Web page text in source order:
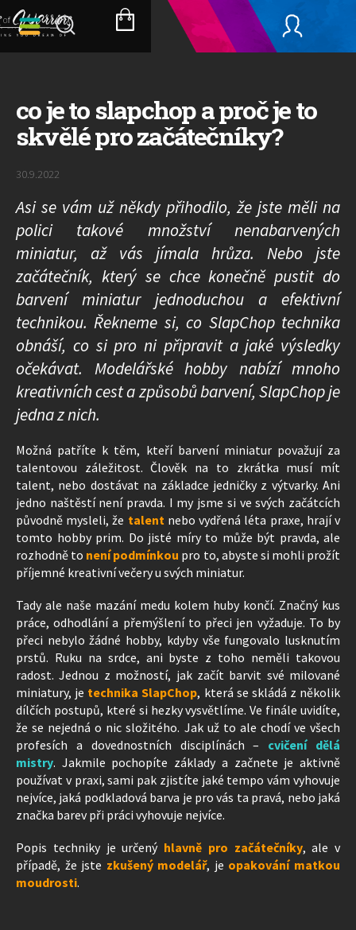
Přejít
na
obsah
NÁKUPNÍ
KOŠÍK
co je to slapchop a proč je to
skvělé pro začátečníky?
30.9.2022
Asi se vám už někdy přihodilo, že jste měli na
polici takové množství nenabarvených
miniatur, až vás jímala hrůza. Nebo jste
začátečník, který se chce konečně pustit do
barvení miniatur jednoduchou a efektivní
technikou. Řekneme si, co SlapChop technika
obnáší, co si pro ni připravit a jaké výsledky
očekávat. Modelářské hobby nabízí mnoho
kreativních cest a způsobů barvení, SlapChop je
jedna z nich.
Možná patříte k těm, kteří barvení miniatur považují za
talentovou záležitost. Člověk na to zkrátka musí mít
talent, nebo dostávat na základce jedničky z výtvarky. Ani
jedno naštěstí není pravda. I my jsme si ve svých začátcích
původně mysleli, že talent nebo vydřená léta praxe, hrají v
tomto hobby prim. Do jisté míry to může být pravda, ale
rozhodně to není podmínkou pro to, abyste si mohli prožít
příjemné kreativní večery u svých miniatur.
Tady ale naše mazání medu kolem huby končí. Značný kus
práce, odhodlání a přemýšlení to přeci jen vyžaduje. To by
přeci nebylo žádné hobby, kdyby vše fungovalo lusknutím
prstů. Ruku na srdce, ani byste z toho neměli takovou
radost. Jednou z možností, jak začít barvit své milované
miniatury, je technika SlapChop, která se skládá z několik
dílčích postupů, které si hezky vysvětlíme. Ve finále uvidíte,
že se nejedná o nic složitého. Jak už to ale chodí ve všech
profesích a dovednostních disciplínách – cvičení dělá
mistry. Jakmile pochopíte základy a začnete je aktivně
používat v praxi, sami pak zjistíte jaké tempo vám vyhovuje
nejvíce, jaká podkladová barva je pro vás ta pravá, nebo jaká
značka barev při práci vyhovuje nejvíce.
Popis techniky je určený hlavně pro začátečníky, ale v
případě, že jste zkušený modelář, je opakování matkou
moudrosti.